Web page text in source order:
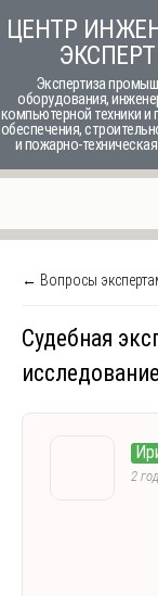
to
content
ЦЕНТР
Экспертиза
оборудования,
компьютерной техники и
обеспечения,
и пожарно-
← Вопросы
Судебная
исследование
2